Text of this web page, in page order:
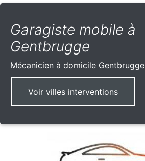
Garagiste mobile à
Gentbrugge
Mécanicien à domicile Gentbrugge
Voir villes interventions